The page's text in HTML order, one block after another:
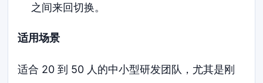
之间来回切换。
适用场景
适合 20 到 50 人的中小型研发团队，尤其是刚